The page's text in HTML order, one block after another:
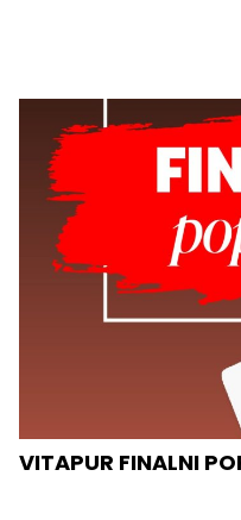
VITAPUR FINALNI